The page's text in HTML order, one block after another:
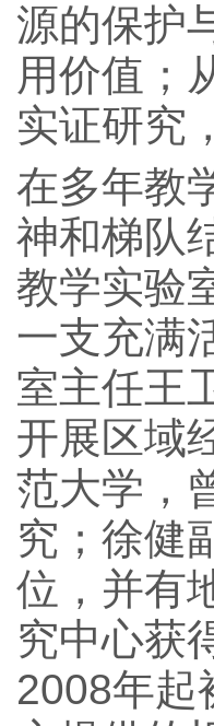
源的保护
用价值；
实证研究
在多年教
神和梯队
教学实验
一支充满
室主任王
开展区域
范大学，
究；徐健
位，并有
究中心获
2008年起